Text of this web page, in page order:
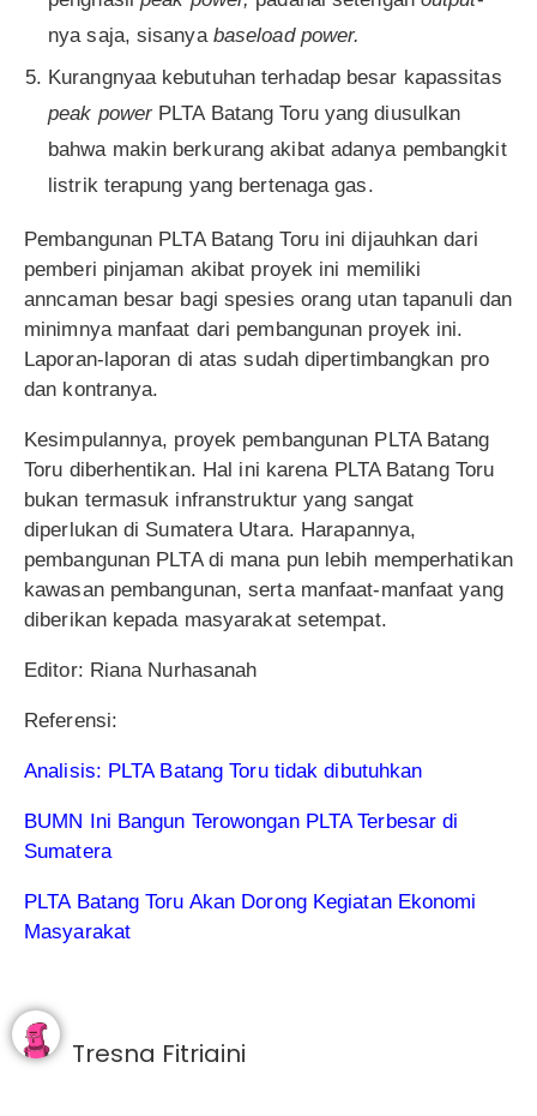
nya saja, sisanya baseload power.
Kurangnyaa kebutuhan terhadap besar kapassitas
peak power PLTA Batang Toru yang diusulkan
bahwa makin berkurang akibat adanya pembangkit
listrik terapung yang bertenaga gas.
Pembangunan PLTA Batang Toru ini dijauhkan dari
pemberi pinjaman akibat proyek ini memiliki
anncaman besar bagi spesies orang utan tapanuli dan
minimnya manfaat dari pembangunan proyek ini.
Laporan-laporan di atas sudah dipertimbangkan pro
dan kontranya.
Kesimpulannya, proyek pembangunan PLTA Batang
Toru diberhentikan. Hal ini karena PLTA Batang Toru
bukan termasuk infranstruktur yang sangat
diperlukan di Sumatera Utara. Harapannya,
pembangunan PLTA di mana pun lebih memperhatikan
kawasan pembangunan, serta manfaat-manfaat yang
diberikan kepada masyarakat setempat.
Editor: Riana Nurhasanah
Referensi:
Analisis: PLTA Batang Toru tidak dibutuhkan
BUMN Ini Bangun Terowongan PLTA Terbesar di
Sumatera
PLTA Batang Toru Akan Dorong Kegiatan Ekonomi
Masyarakat
Tresna Fitriaini